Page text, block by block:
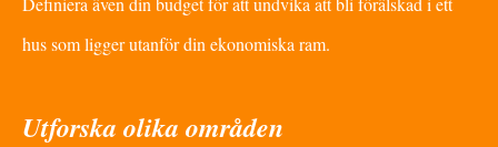
hus som ligger utanför din ekonomiska ram.
Utforska olika områden